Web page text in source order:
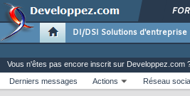
DI/DSI Solutions d'entreprise
Vous n'êtes pas encore inscrit sur Developpez.com
Derniers messages
Actions Réseau